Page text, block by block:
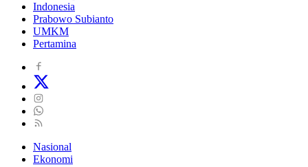
Indonesia
Prabowo Subianto
UMKM
Pertamina
Nasional
Ekonomi